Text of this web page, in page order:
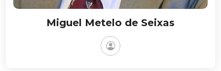
Miguel Metelo de Seixas